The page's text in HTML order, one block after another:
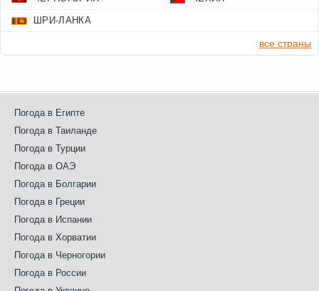
ШРИ-ЛАНКА
все страны
Погода в Египте
Погода в Таиланде
Погода в Турции
Погода в ОАЭ
Погода в Болгарии
Погода в Греции
Погода в Испании
Погода в Хорватии
Погода в Черногории
Погода в России